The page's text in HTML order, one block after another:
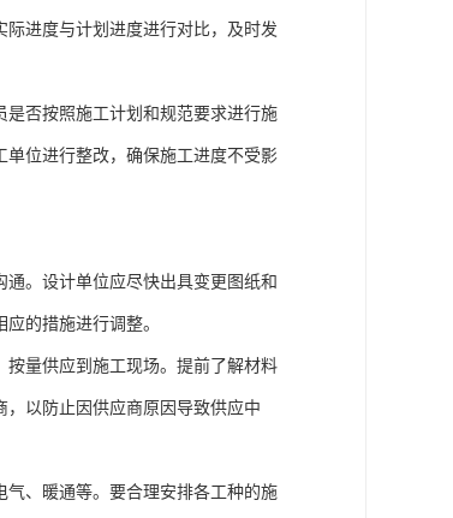
进度与计划进度进行对比，及时发
否按照施工计划和规范要求进行施
位进行整改，确保施工进度不受影
。设计单位应尽快出具变更图纸和
的措施进行调整。
量供应到施工现场。提前了解材料
以防止因供应商原因导致供应中
、暖通等。要合理安排各工种的施